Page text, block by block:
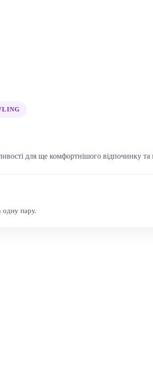
для ще комфортнішого відпочинку та
одну пару.